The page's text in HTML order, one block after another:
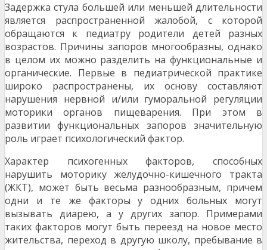
Задержка стула большей или меньшей длитель­ности
является распространенной жалобой, с ко­торой
обращаются к педиатру родители детей разных
возрастов. Причины запоров многообраз­ны, однако
в целом их можно разделить на функ­циональные и
органические. Первые в педиатри­ческой практике
широко распространены, их осно­ву составляют
нарушения нервной и/или гумо­ральной регуляции
моторики органов пищеваре­ния. При этом в
развитии функциональных запо­ров значительную
роль играет психологический фактор.
Характер психогенных факторов, способных
нарушить моторику желудочно-кишечного тракта
(ЖКТ), может быть весьма разнообразным, при­чем
одни и те же факторы у одних больных могут
вызывать диарею, а у других запор. Примерами
таких факторов могут быть переезд на новое ме­сто
жительства, переход в другую школу, пребы­вание в